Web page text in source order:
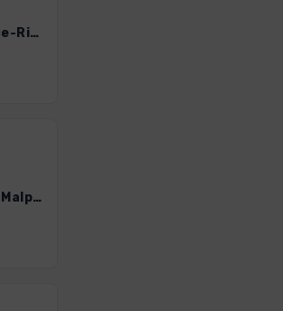
CinTe_24_La Foce-Riomaggiore.gpx
CinTe_26_Monte Malpertuso.gpx